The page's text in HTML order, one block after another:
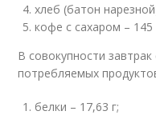
хлеб (батон
кофе с сахаром – 145
В совокупности
потребляемых
белки – 17,63 г;